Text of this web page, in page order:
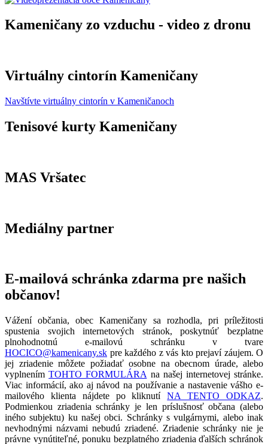
Kameničany zo vzduchu - video z dronu
Virtuálny cintorín Kameničany
Navštívte virtuálny cintorín v Kameničanoch
Tenisové kurty Kameničany
MAS Vršatec
Mediálny partner
E-mailová schránka zdarma pre našich
občanov!
Vážení občania, obec Kameničany sa rozhodla, pri príležitosti
spustenia svojich internetových stránok, poskytnúť bezplatne
plnohodnotnú e-mailovú schránku v tvare
HOCICO@kamenicany.sk pre každého z vás kto prejaví záujem. O
jej zriadenie môžete požiadať osobne na obecnom úrade, alebo
vyplnenímTOHTO FORMULÁRA na našej internetovej stránke.
Viac informácií, ako aj návod na používanie a nastavenie vášho e-
mailového klienta nájdete po kliknutíNA TENTO ODKAZ.
Podmienkou zriadenia schránky je len príslušnosť občana (alebo
iného subjektu) ku našej obci. Schránky s vulgárnymi, alebo inak
nevhodnými názvami nebudú zriadené. Zriadenie schránky nie je
právne vynútiteľné, ponuku bezplatného zriadenia ďalších schránok